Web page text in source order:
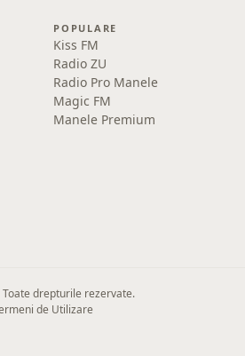
POPULARE
Kiss FM
Radio ZU
Radio Pro Manele
Magic FM
Manele Premium
drepturile rezervate.
de Utilizare